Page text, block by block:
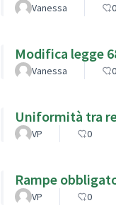
Vanessa 0
Modifica legge
Vanessa 0
Uniformità tra
VP 0
Rampe
VP 0